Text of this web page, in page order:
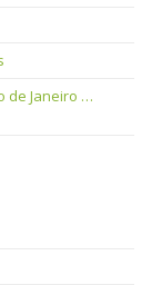
de Janeiro …